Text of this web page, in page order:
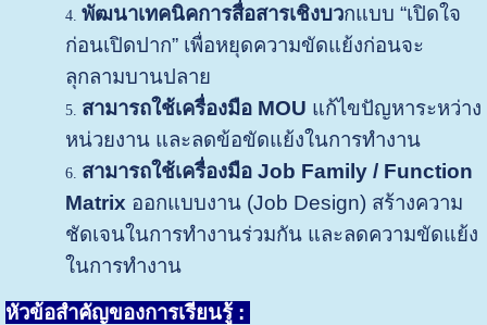
พัฒนาเทคนิคการสื่อสารเชิงบวกแบบ “เปิดใจ
ก่อนเปิดปาก” เพื่อหยุดความขัดแย้งก่อนจะ
ลุกลามบานปลาย
สามารถใช้เครื่องมือ MOU แก้ไขปัญหาระหว่าง
หน่วยงาน และลดข้อขัดแย้งในการทำงาน
สามารถใช้เครื่องมือ Job Family / Function
Matrix ออกแบบงาน (Job Design) สร้างความ
ชัดเจนในการทำงานร่วมกัน และลดความขัดแย้ง
ในการทำงาน
หัวข้อสำคัญของการเรียนรู้ :